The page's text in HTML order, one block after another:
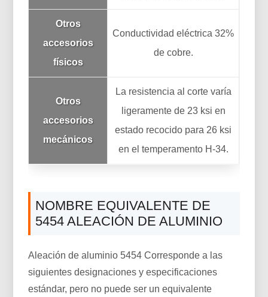
Otros
accesorios
físicos
Conductividad eléctrica 32%
de cobre.
Otros
accesorios
mecánicos
La resistencia al corte varía
ligeramente de 23 ksi en
estado recocido para 26 ksi
en el temperamento H-34.
NOMBRE EQUIVALENTE DE
5454 ALEACIÓN DE ALUMINIO
Aleación de aluminio 5454 Corresponde a las
siguientes designaciones y especificaciones
estándar, pero no puede ser un equivalente